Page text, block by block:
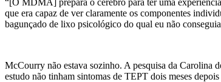
que era capaz de ver claramente os componentes
bagunçado de lixo psicológico do qual eu não
McCourry não estava sozinho. A pesquisa da Carolina
estudo não tinham sintomas de TEPT dois meses